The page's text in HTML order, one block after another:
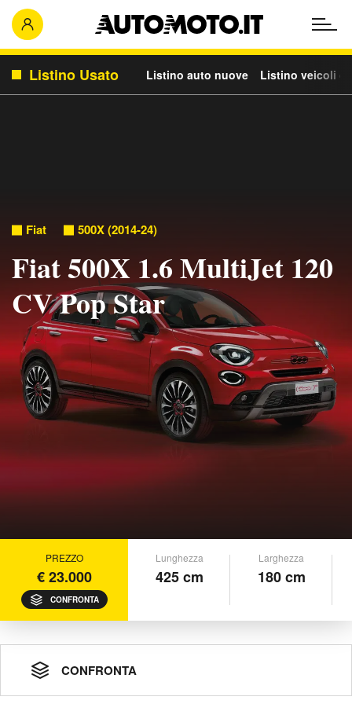
Listino Usato Listino auto nuove Listino veicoli
Fiat 500X (2014-24)
Fiat 500X 1.6 MultiJet 120
CV Pop Star
PREZZO
€ 23.000
CONFRONTA
Lunghezza
425 cm
Larghezza
180 cm
CONFRONTA